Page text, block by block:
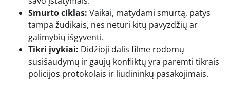
Smurto ciklas: Vaikai, matydami smurtą, patys
tampa žudikais, nes neturi kitų pavyzdžių ar
galimybių išgyventi.
Tikri įvykiai: Didžioji dalis filme rodomų
susišaudymų ir gaujų konfliktų yra paremti tikrais
policijos protokolais ir liudininkų pasakojimais.